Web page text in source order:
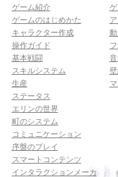
ゲーム紹介
ゲームのはじめかた
キャラクター作成
操作ガイド
基本戦闘
スキルシステム
生産
ステータス
エリンの世界
町のシステム
コミュニケーション
序盤のプレイ
スマートコンテンツ
インタラクションメーカ